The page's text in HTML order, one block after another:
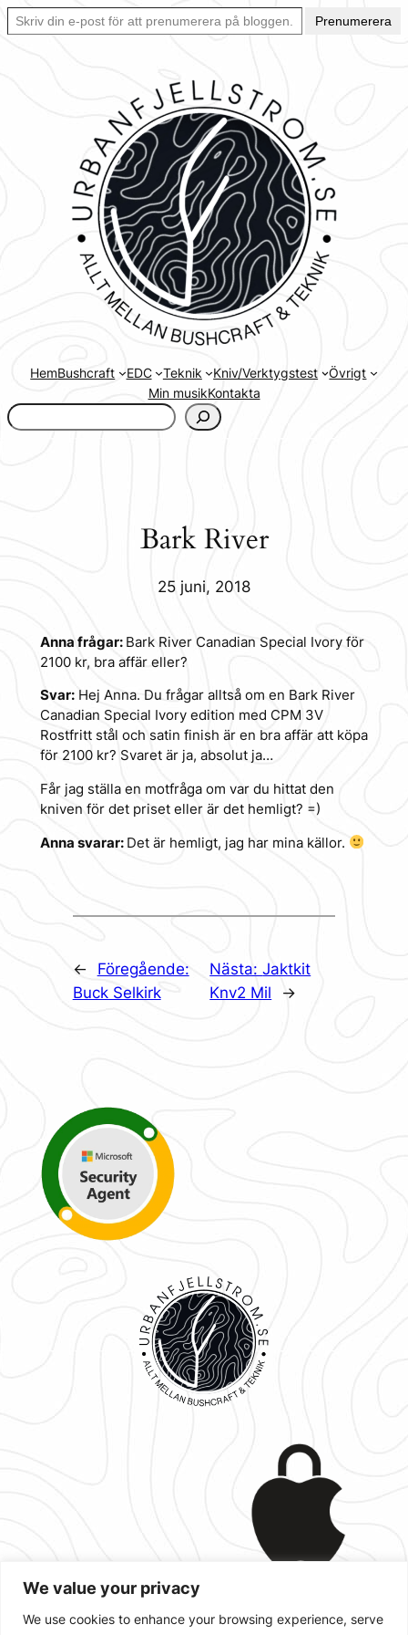
We value your privacy
We use cookies to enhance your browsing experience, serve
Hoppa
Skriv din e-post för att prenumerera på bloggen… Ett enkelt sätt att hålla sig uppdaterad automatiskt.
Prenumerera
HemBushcraft EDC Teknik Kniv/Verktygstest
Övrigt
Min musikKontakta
www.urbanfjellstrom.se/jamforelselistan/
Bark River
25 juni, 2018
Anna frågar: Bark River Canadian Special Ivory för
2100 kr, bra affär eller?
Svar:Hej Anna. Du frågar alltså om en Bark River
Canadian Special Ivory edition med CPM 3V
Rostfritt stål och satin finish är en bra affär att köpa
för 2100 kr? Svaret är ja, absolut ja…
Får jag ställa en motfråga om var du hittat den
kniven för det priset eller är det hemligt? =)
Anna svarar: Det är hemligt, jag har mina källor.
←
Föregående:
Buck Selkirk
Nästa:Jaktkit
Knv2 Mil
→